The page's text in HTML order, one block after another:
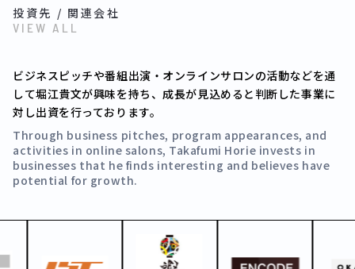
投資先 / 関連会社
VIEW ALL
ビジネスピッチや番組出演・オンラインサロンの活動などを通
して堀江貴文が興味を持ち、成長が見込めると判断した事業に
対し出資を行っております。
Through business pitches, program appearances, and
activities in online salons, Takafumi Horie invests in
businesses that he finds interesting and believes have
potential for growth.